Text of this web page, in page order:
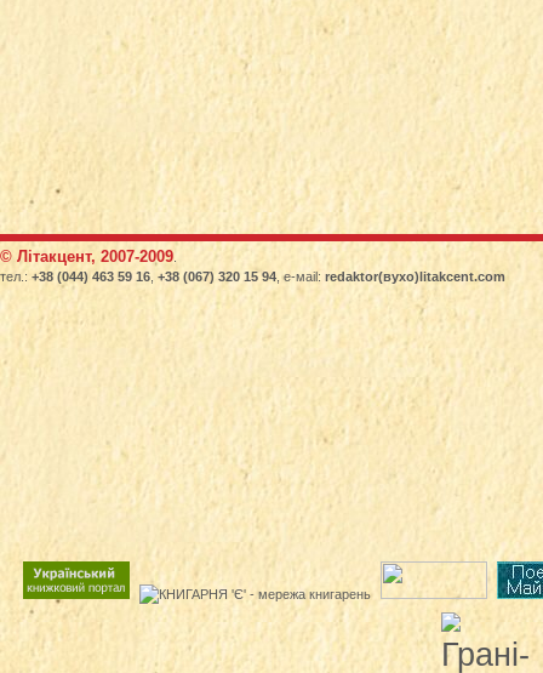
© Літакцент, 2007-2009
тел.: +38 (044) 463 59 16 +38 (067) 320 15 94 , е-маіl: redaktor(вухо)litakcent.com